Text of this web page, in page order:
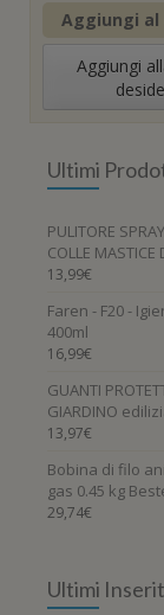
Aggiungi al
Aggiungi
Ultimi
PULITORE
COLLE MASTICE
13,99€
Faren - F20 -
400ml
16,99€
GUANTI
GIARDINO
13,97€
Bobina di filo
gas 0.45 kg
29,74€
Ultimi